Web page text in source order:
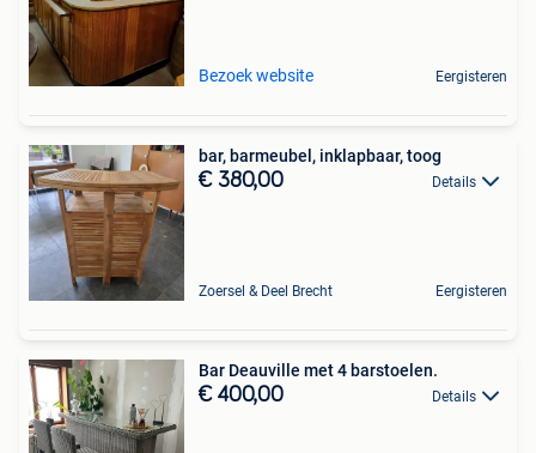
Bezoek website Eergisteren
bar, barmeubel, inklapbaar, toog
€ 380,00 Details
Zoersel & Deel Brecht Eergisteren
Bar Deauville met 4 barstoelen.
€ 400,00 Details